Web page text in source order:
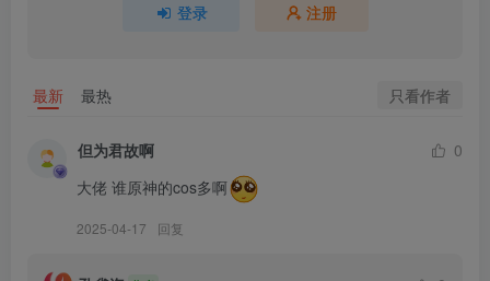
Seya-狮砸 – NO.030 Nikke布兰儿和服[12P-124.1M]
Seya-狮砸 – NO.029 碧蓝航线建武[8P-136.8M]
登录 注册
最新 最热 只看作者
但为君故啊
0
大佬 谁原神的cos多啊
2025-04-17 回复